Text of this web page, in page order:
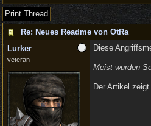
Print Thread
Re: Neues Readme von OtRa
Lurker
veteran
Diese
Meist wurden
Der Artikel